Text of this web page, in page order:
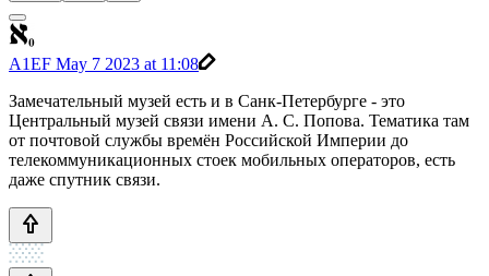
A1EF May 7 2023 at 11:08
Замечательный музей есть и в Санк-Петербурге - это
Центральный музей связи имени А. С. Попова. Тематика там
от почтовой службы времён Российской Империи до
телекоммуникационных стоек мобильных операторов, есть
даже спутник связи.